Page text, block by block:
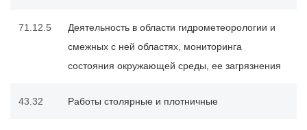
71.12.5
Деятельность в области гидрометеорологии и
смежных с ней областях, мониторинга
состояния окружающей среды, ее загрязнения
43.32 Работы столярные и плотничные